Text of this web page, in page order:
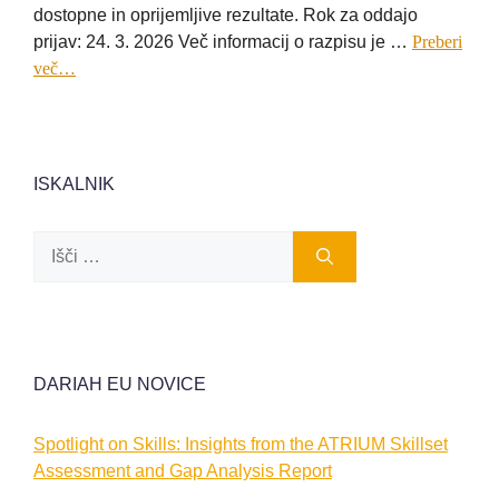
dostopne in oprijemljive rezultate. Rok za oddajo
prijav: 24. 3. 2026 Več informacij o razpisu je … Preberi
več…
ISKALNIK
DARIAH EU NOVICE
Spotlight on Skills: Insights from the ATRIUM Skillset
Assessment and Gap Analysis Report